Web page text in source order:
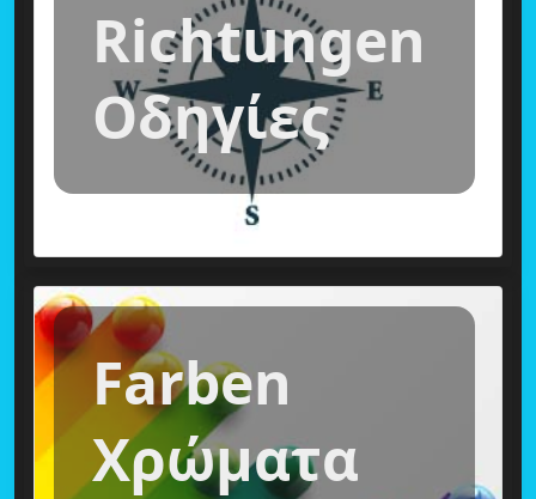
Richtungen
Οδηγίες
Farben
Χρώματα